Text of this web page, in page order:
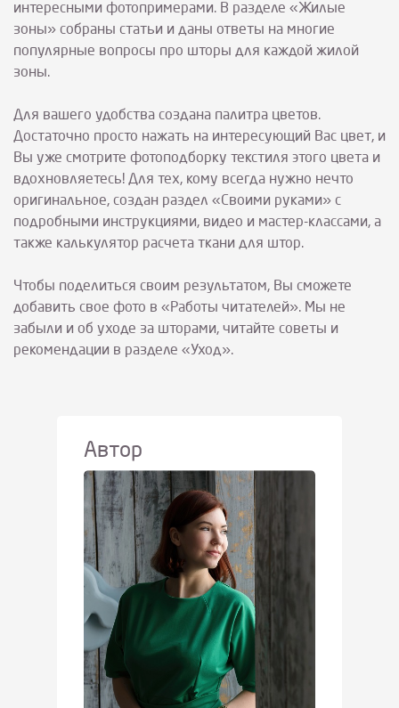
интересными фотопримерами. В разделе «Жилые
зоны» собраны статьи и даны ответы на многие
популярные вопросы про шторы для каждой жилой
зоны.
Для вашего удобства создана палитра цветов.
Достаточно просто нажать на интересующий Вас цвет, и
Вы уже смотрите фотоподборку текстиля этого цвета и
вдохновляетесь! Для тех, кому всегда нужно нечто
оригинальное, создан раздел «Своими руками» с
подробными инструкциями, видео и мастер-классами, а
также калькулятор расчета ткани для штор.
Чтобы поделиться своим результатом, Вы сможете
добавить свое фото в «Работы читателей». Мы не
забыли и об уходе за шторами, читайте советы и
рекомендации в разделе «Уход».
Автор